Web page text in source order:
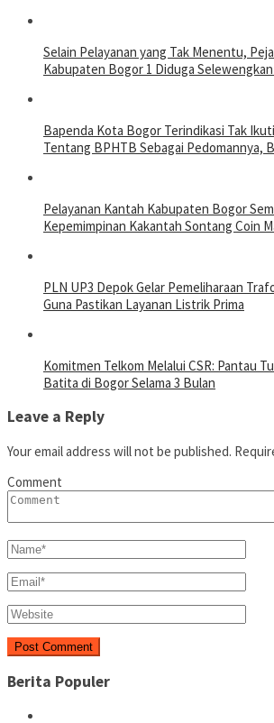
Selain Pelayanan yang Tak Menentu,
Kabupaten Bogor 1 Diduga Selewengkan
Bapenda Kota Bogor Terindikasi Tak
Tentang BPHTB Sebagai Pedomannya,
Pelayanan Kantah Kabupaten Bogor
Kepemimpinan Kakantah Sontang Coin
PLN UP3 Depok Gelar Pemeliharaan
Guna Pastikan Layanan Listrik Prima
Komitmen Telkom Melalui CSR: Pantau
Batita di Bogor Selama 3 Bulan
Leave a Reply
Your email address will not be published.
Comment
Berita Populer